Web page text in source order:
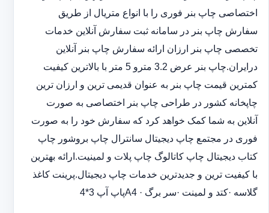
اختصاصی چاپ بنر فوری را با انواع متریال از طریق
سفارش چاپ بنر در سامانه ثبت سفارش آنلاین خدمات
تخصصی چاپ بنر ارزان ارائه سفارش چاپ بنر آنلاین
درایران.چاپ بنر عرض 3.2 مترو 5 متر با بالاترین کیفیت
کمترین قیمت چاپ بنر به عنوان قدیمی ترین و ارزان ترین
چاپخانه کشور در طراحی چاپ بنر اختصاصی به صورت
آنلاین به شما کمک خواهد کرد که سفارش خود را به صورت
فوری در مجتمع چاپ دیجیتال سانترال چاپ بروشور چاپ
کتاب دیجیتال چاپ کاتالوگ چاپ پلات و لمینیت.ارائه بهترین
با کیفیت ترین و جدیدترین خدمات چاپ دیجیتال.پرینت کاغذ
گلاسه ·‎کتد و لمینت ·‎سر برگ A4 ·‎پاپ آپ 3*4